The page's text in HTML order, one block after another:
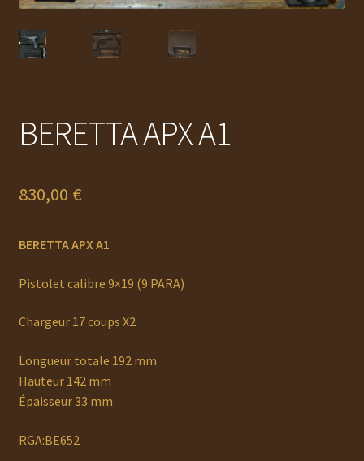
BERETTA APX A1
830,00 €
BERETTA APX A1
Pistolet calibre 9×19 (9 PARA)
Chargeur 17 coups X2
Longueur totale 192 mm
Hauteur 142 mm
Épaisseur 33 mm
RGA:BE652